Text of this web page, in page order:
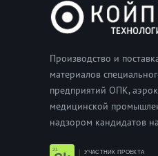
Производство и
материалов
предприятий ОПК,
медицинской
надзором кандидатов